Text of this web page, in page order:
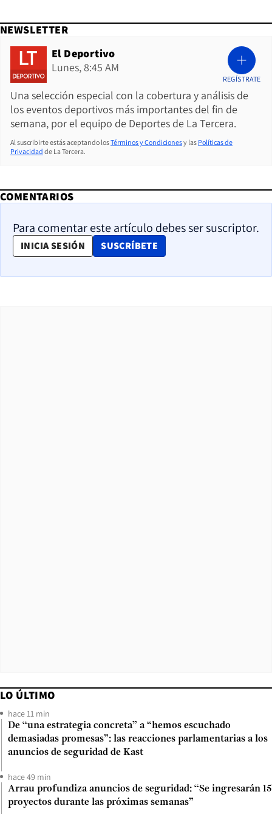
NEWSLETTER
El Deportivo
Lunes, 8:45 AM
Una selección especial con la cobertura y análisis de
los eventos deportivos más importantes del fin de
semana, por el equipo de Deportes de La Tercera.
REGÍSTRATE
Al suscribirte estás aceptando losTérminos y Condicionesy las Políticas de
Privacidad de La Tercera.
COMENTARIOS
Para comentar este artículo debes ser suscriptor.
INICIA SESIÓN SUSCRÍBETE
OPENS IN NEW WINDOW
LO ÚLTIMO
hace 11 min
De “una estrategia concreta” a “hemos escuchado
demasiadas promesas”: las reacciones parlamentarias a los
anuncios de seguridad de Kast
hace 49 min
Arrau profundiza anuncios de seguridad: “Se ingresarán 15
proyectos durante las próximas semanas”